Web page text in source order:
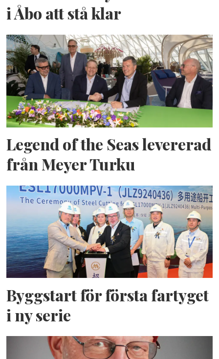
i Åbo att stå klar
Legend of the Seas levererad
från Meyer Turku
Byggstart för första fartyget
i ny serie